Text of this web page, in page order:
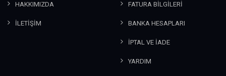
HAKKIMIZDA
İLETİŞİM
FATURA BİLGİLERİ
BANKA HESAPLARI
İPTAL VE İADE
YARDIM